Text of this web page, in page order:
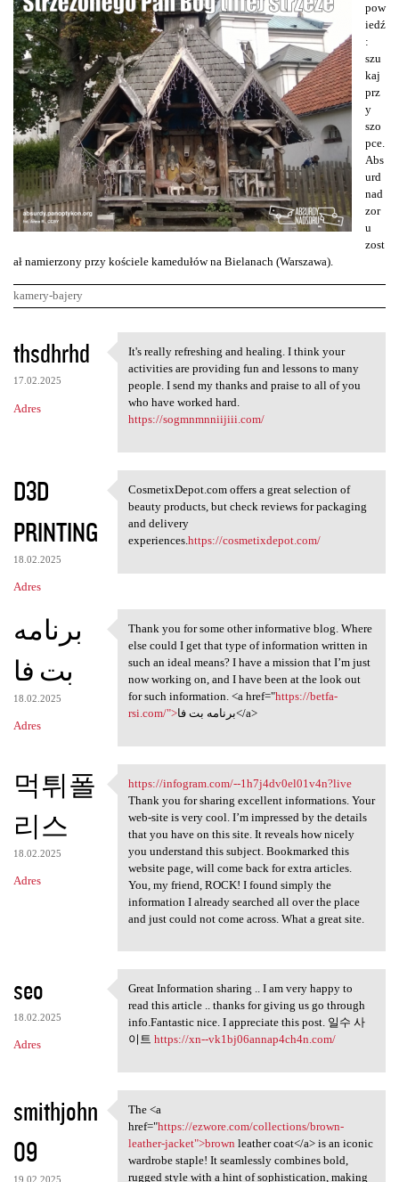
pow
iedź
:
szu
kaj
prz
y
szo
pce.
Abs
urd
nad
zor
u
zost
ał namierzony przy kościele kamedułów na Bielanach (Warszawa).
kamery-bajery
K
o
m
e
a
r
z
e
thsdhrhd
17.02.2025
Adres
It's really refreshing and
It's really refreshing and healing. I think your
activities are providing fun and lessons to many
people. I send my thanks and praise to all of you
who have worked hard.
https://sogmnmnniijiii.com/
D3D
PRINTING
18.02.2025
Adres
CosmetixDepot.com offers a
CosmetixDepot.com offers a great selection of
beauty products, but check reviews for packaging
and delivery
experiences.https://cosmetixdepot.com/
برنامه
بت فا
18.02.2025
Adres
Thank you for some other
Thank you for some other informative blog. Where
else could I get that type of information written in
such an ideal means? I have a mission that I’m just
now working on, and I have been at the look out
for such information. <a href="https://betfa-
rsi.com/">
برنامه بت فا</a>
먹튀폴
리스
18.02.2025
Adres
https://infogram.com/-
https://infogram.com/--1h7j4dv0el01v4n?live
Thank you for sharing excellent informations. Your
web-site is very cool. I’m impressed by the details
that you have on this site. It reveals how nicely
you understand this subject. Bookmarked this
website page, will come back for extra articles.
You, my friend, ROCK! I found simply the
information I already searched all over the place
and just could not come across. What a great site.
seo
18.02.2025
Adres
Great Information sharing ..
Great Information sharing .. I am very happy to
read this article .. thanks for giving us go through
info.Fantastic nice. I appreciate this post. 일수 사
이트 https://xn--vk1bj06annap4ch4n.com/
smithjohn
09
19.02.2025
The <a href="https://ezwore
The <a
href="https://ezwore.com/collections/brown-
leather-jacket">brown leather coat</a> is an iconic
wardrobe staple! It seamlessly combines bold,
rugged style with a hint of sophistication, making